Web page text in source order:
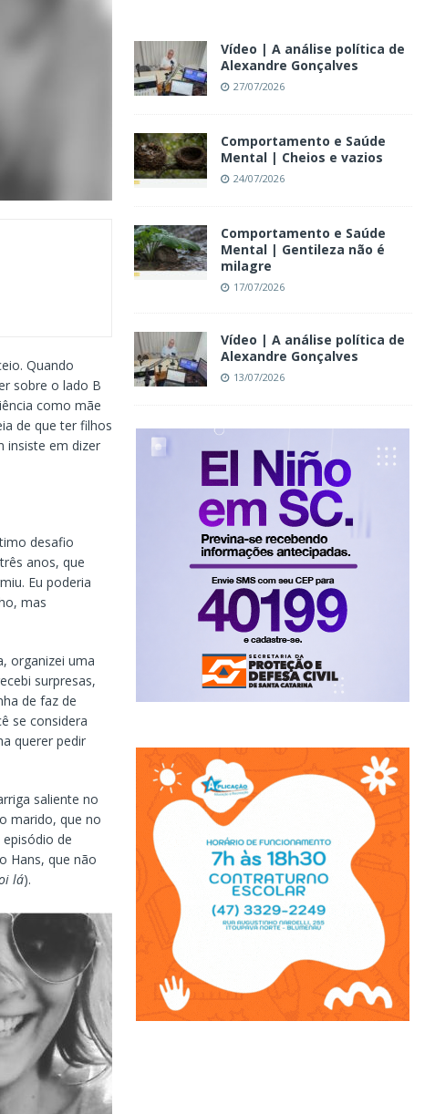
Quando
sobre o lado B
como mãe
de que ter filhos
insiste em dizer
desafio
anos, que
Eu poderia
mas
organizei uma
surpresas,
de faz de
se considera
querer pedir
saliente no
marido, que no
de
Hans, que não
lá).
Vídeo | A análise política de
Alexandre Gonçalves
27/07/2026
Comportamento e Saúde
Mental | Cheios e vazios
24/07/2026
Comportamento e Saúde
Mental | Gentileza não é
milagre
17/07/2026
Vídeo | A análise política de
Alexandre Gonçalves
13/07/2026